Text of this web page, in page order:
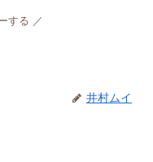
する
井村ムイ